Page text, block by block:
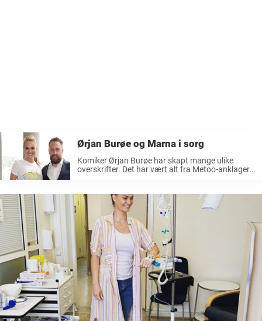
Ørjan Burøe og Marna i sorg
Komiker Ørjan Burøe har skapt mange ulike
overskrifter. Det har vært alt fra Metoo-anklager
Burøe, har også ...